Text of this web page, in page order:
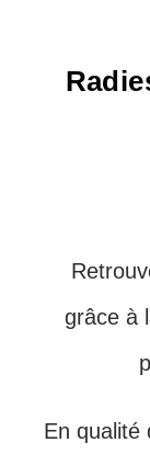
grâce à
En qualité